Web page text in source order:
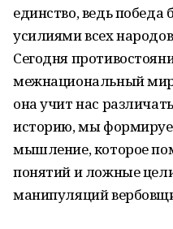
единство, ведь победа
усилиями всех
Сегодня
межнациональный
она учит нас
историю, мы
мышление, которое
понятий и ложные
манипуляций